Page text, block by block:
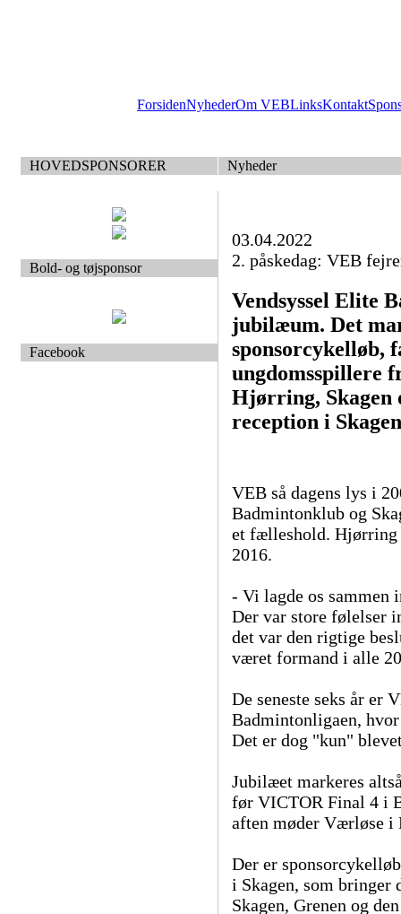
ForsidenNyhederOm VEBLinksKontakt
HOVEDSPONSORER Nyheder
Bold- og tøjsponsor
Facebook
03.04.2022
2. påskedag: VEB
Vendsyssel Elite
jubilæum. Det
ungdomsspillere
Hjørring, Skagen
reception i
VEB så dagens lys i
Badmintonklub og
et fælleshold. Hjørring
2016.
- Vi lagde os sammen
Der var store følelser
det var den rigtige
været formand i alle
De seneste seks år er
Badmintonligaen,
Det er dog "kun"
Jubilæet markeres
før VICTOR Final 4 i
aften møder Værløse i
Der er
i Skagen, som bringer
Skagen, Grenen og